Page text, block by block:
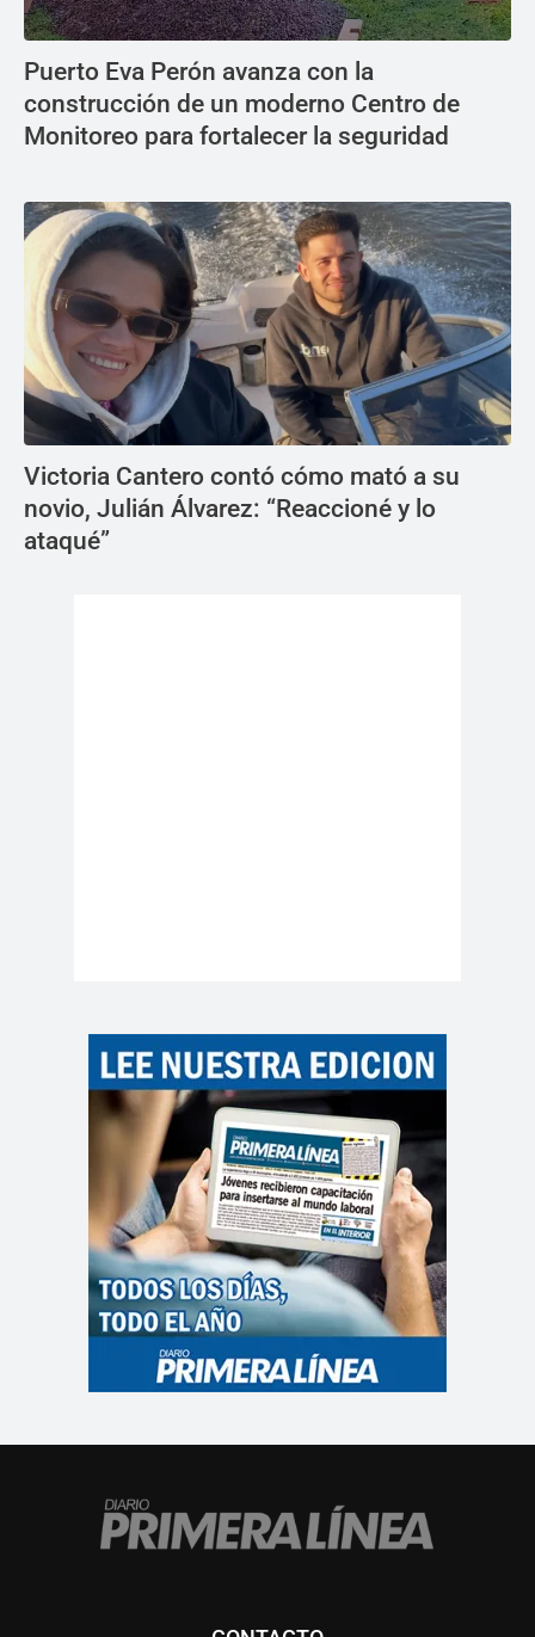
Puerto Eva Perón avanza con la
construcción de un moderno Centro de
Monitoreo para fortalecer la seguridad
Victoria Cantero contó cómo mató a su
novio, Julián Álvarez: “Reaccioné y lo
ataqué”